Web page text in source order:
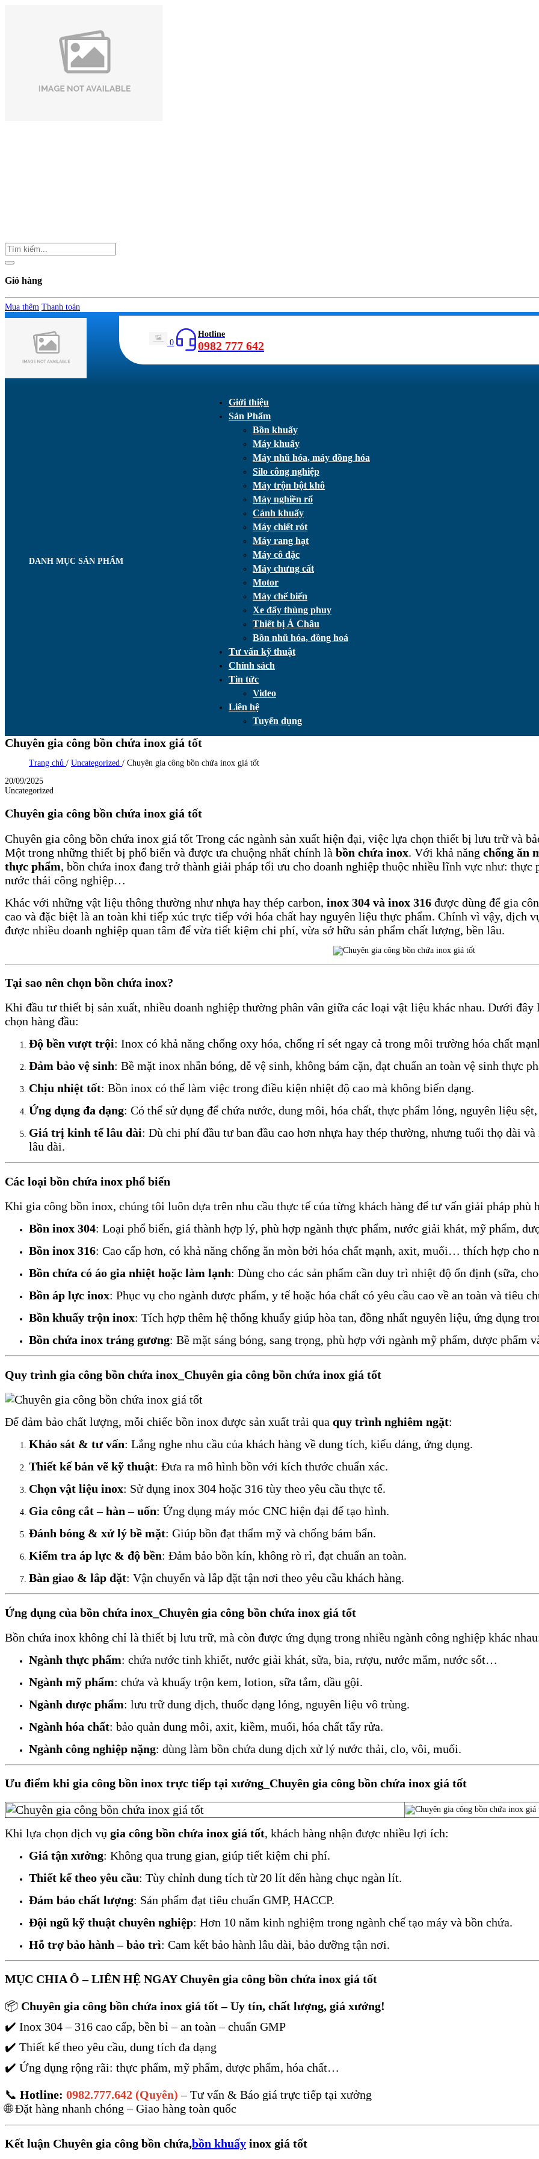
Giỏ hàng
Mua thêm Thanh toán
0
Hotline
0982 777 642
DANH MỤC SẢN PHẨM
Giới thiệu
Sản Phẩm
Bồn khuấy
Máy khuấy
Máy nhũ hóa, máy đồng hóa
Silo công nghiệp
Máy trộn bột khô
Máy nghiền rổ
Cánh khuấy
Máy chiết rót
Máy rang hạt
Máy cô đặc
Máy chưng cất
Motor
Máy chế biến
Xe đẩy thùng phuy
Thiết bị Á Châu
Bồn nhũ hóa, đồng hoá
Tư vấn kỹ thuật
Chính sách
Tin tức
Video
Liên hệ
Tuyển dụng
Chuyên gia công bồn chứa inox giá tốt
Trang chủ / Uncategorized / Chuyên gia công bồn chứa inox giá tốt
20/09/2025
Uncategorized
Chuyên gia công bồn chứa inox giá tốt
Chuyên gia công bồn chứa inox giá tốt Trong các ngành sản xuất hiện đại, việc lựa chọn thiết bị lưu trữ và
Một trong những thiết bị phổ biến và được ưa chuộng nhất chính là bồn chứa inox. Với khả năng chống ăn
thực phẩm, bồn chứa inox đang trở thành giải pháp tối ưu cho doanh nghiệp thuộc nhiều lĩnh vực như: thực
nước thải công nghiệp…
Khác với những vật liệu thông thường như nhựa hay thép carbon, inox 304 và inox 316 được dùng để gia
cao và đặc biệt là an toàn khi tiếp xúc trực tiếp với hóa chất hay nguyên liệu thực phẩm. Chính vì vậy, dịch
được nhiều doanh nghiệp quan tâm để vừa tiết kiệm chi phí, vừa sở hữu sản phẩm chất lượng, bền lâu.
Tại sao nên chọn bồn chứa inox?
Khi đầu tư thiết bị sản xuất, nhiều doanh nghiệp thường phân vân giữa các loại vật liệu khác nhau. Dưới
chọn hàng đầu:
Độ bền vượt trội: Inox có khả năng chống oxy hóa, chống rỉ sét ngay cả trong môi trường hóa chất
Đảm bảo vệ sinh: Bề mặt inox nhẵn bóng, dễ vệ sinh, không bám cặn, đạt chuẩn an toàn vệ sinh thực
Chịu nhiệt tốt: Bồn inox có thể làm việc trong điều kiện nhiệt độ cao mà không biến dạng.
Ứng dụng đa dạng: Có thể sử dụng để chứa nước, dung môi, hóa chất, thực phẩm lỏng, nguyên liệu
Giá trị kinh tế lâu dài: Dù chi phí đầu tư ban đầu cao hơn nhựa hay thép thường, nhưng tuổi thọ dài
lâu dài.
Các loại bồn chứa inox phổ biến
Khi gia công bồn inox, chúng tôi luôn dựa trên nhu cầu thực tế của từng khách hàng để tư vấn giải pháp
Bồn inox 304: Loại phổ biến, giá thành hợp lý, phù hợp ngành thực phẩm, nước giải khát, mỹ phẩm,
Bồn inox 316: Cao cấp hơn, có khả năng chống ăn mòn bởi hóa chất mạnh, axit, muối… thích hợp cho
Bồn chứa có áo gia nhiệt hoặc làm lạnh: Dùng cho các sản phẩm cần duy trì nhiệt độ ổn định (sữa,
Bồn áp lực inox: Phục vụ cho ngành dược phẩm, y tế hoặc hóa chất có yêu cầu cao về an toàn và tiêu
Bồn khuấy trộn inox: Tích hợp thêm hệ thống khuấy giúp hòa tan, đồng nhất nguyên liệu, ứng dụng
Bồn chứa inox tráng gương: Bề mặt sáng bóng, sang trọng, phù hợp với ngành mỹ phẩm, dược phẩm
Quy trình gia công bồn chứa inox_Chuyên gia công bồn chứa inox giá tốt
Để đảm bảo chất lượng, mỗi chiếc bồn inox được sản xuất trải qua quy trình nghiêm ngặt:
Khảo sát & tư vấn: Lắng nghe nhu cầu của khách hàng về dung tích, kiểu dáng, ứng dụng.
Thiết kế bản vẽ kỹ thuật: Đưa ra mô hình bồn với kích thước chuẩn xác.
Chọn vật liệu inox: Sử dụng inox 304 hoặc 316 tùy theo yêu cầu thực tế.
Gia công cắt – hàn – uốn: Ứng dụng máy móc CNC hiện đại để tạo hình.
Đánh bóng & xử lý bề mặt: Giúp bồn đạt thẩm mỹ và chống bám bẩn.
Kiểm tra áp lực & độ bền: Đảm bảo bồn kín, không rò rỉ, đạt chuẩn an toàn.
Bàn giao & lắp đặt: Vận chuyển và lắp đặt tận nơi theo yêu cầu khách hàng.
Ứng dụng của bồn chứa inox_Chuyên gia công bồn chứa inox giá tốt
Bồn chứa inox không chỉ là thiết bị lưu trữ, mà còn được ứng dụng trong nhiều ngành công nghiệp khác
Ngành thực phẩm: chứa nước tinh khiết, nước giải khát, sữa, bia, rượu, nước mắm, nước sốt…
Ngành mỹ phẩm: chứa và khuấy trộn kem, lotion, sữa tắm, dầu gội.
Ngành dược phẩm: lưu trữ dung dịch, thuốc dạng lỏng, nguyên liệu vô trùng.
Ngành hóa chất: bảo quản dung môi, axit, kiềm, muối, hóa chất tẩy rửa.
Ngành công nghiệp nặng: dùng làm bồn chứa dung dịch xử lý nước thải, clo, vôi, muối.
Ưu điểm khi gia công bồn inox trực tiếp tại xưởng_Chuyên gia công bồn chứa inox giá tốt
Khi lựa chọn dịch vụ gia công bồn chứa inox giá tốt, khách hàng nhận được nhiều lợi ích:
Giá tận xưởng: Không qua trung gian, giúp tiết kiệm chi phí.
Thiết kế theo yêu cầu: Tùy chỉnh dung tích từ 20 lít đến hàng chục ngàn lít.
Đảm bảo chất lượng: Sản phẩm đạt tiêu chuẩn GMP, HACCP.
Đội ngũ kỹ thuật chuyên nghiệp: Hơn 10 năm kinh nghiệm trong ngành chế tạo máy và bồn chứa.
Hỗ trợ bảo hành – bảo trì: Cam kết bảo hành lâu dài, bảo dưỡng tận nơi.
MỤC CHIA Ô – LIÊN HỆ NGAY Chuyên gia công bồn chứa inox giá tốt
📦 Chuyên gia công bồn chứa inox giá tốt – Uy tín, chất lượng, giá xưởng!
✔️ Inox 304 – 316 cao cấp, bền bỉ – an toàn – chuẩn GMP
✔️ Thiết kế theo yêu cầu, dung tích đa dạng
✔️ Ứng dụng rộng rãi: thực phẩm, mỹ phẩm, dược phẩm, hóa chất…
📞 Hotline: 0982.777.642 (Quyên) – Tư vấn & Báo giá trực tiếp tại xưởng
🌐 Đặt hàng nhanh chóng – Giao hàng toàn quốc
Kết luận Chuyên gia công bồn chứa,bồn khuấy inox giá tốt